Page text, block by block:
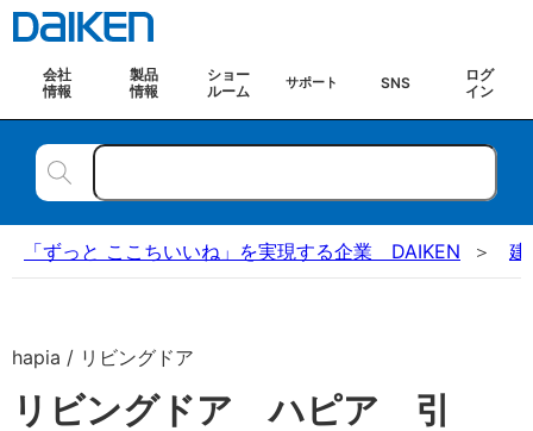
会社
情報
製品
情報
ショー
ルーム
サポート SNS
ログ
イン
「ずっと ここちいいね」を実現する企業 DAIKEN 建
hapia / リビングドア
リビングドア ハピア 引